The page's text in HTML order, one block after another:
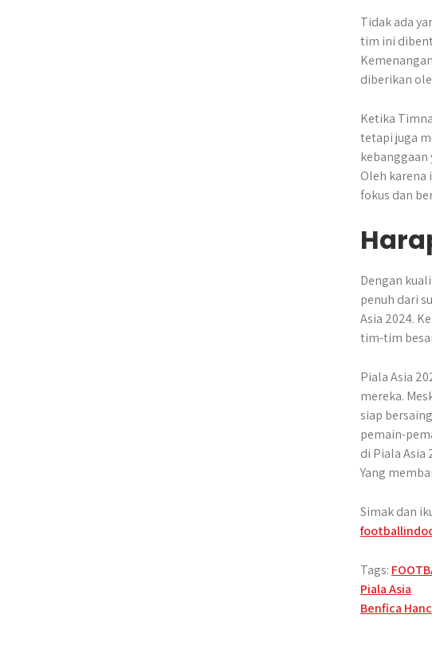
Tidak ada
tim ini
diberikan
Ketika
tetapi juga
Oleh karena
fokus dan
Dengan
penuh dari
Asia 2024.
tim-tim
Piala Asia
mereka.
siap
pemain-
di Piala Asia
Yang
Simak dan
Tags:
Piala Asia
Post
Benfica